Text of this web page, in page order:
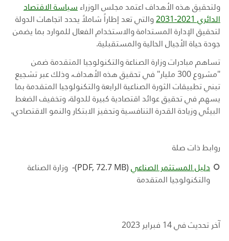
ولتحقيق هذه الأهداف اعتمد مجلس الوزراء سياسة الاقتصاد
الدائري 2021-2031
والتي تعد إطاراً شاملاً يحدد اتجاهات الدولة
لتحقيق الإدارة المستدامة والاستخدام الفعال للموارد بما يضمن
جودة حياة الأجيال الحالية والمستقبلية.
تساهم مبادرات وزارة الصناعة والتكنولوجيا المتقدمة ضمن
"مشروع 300 مليار" في تحقيق هذه الأهداف، وذلك عبر تشجيع
تبني تطبيقات الثورة الصناعية الرابعة والتكنولوجيا المتقدمة بما
يسهم في تحقيق عوائد اقتصادية كبيرة للدولة، وتخفيف الضغط
البيئي وزيادة القدرة التنافسية وتحفيز الابتكار والنمو الاقتصادي.
روابط ذات صلة
دليل المستثمر الصناعي (PDF, 72.7 MB)-
وزارة الصناعة
والتكنولوجيا المتقدمة
آخر تحديث في 14 فبراير 2023